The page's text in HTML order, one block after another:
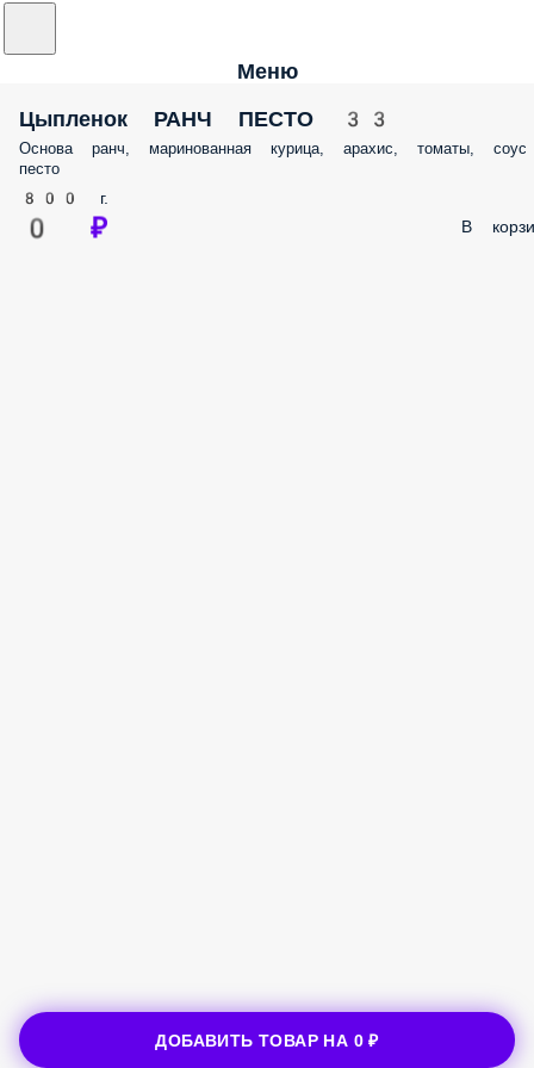
Меню
Цыпленок РАНЧ ПЕСТО 33
Основа ранч, маринованная курица, арахис, томаты, соус
песто
800 г.
0 ₽ В
ДОБАВИТЬ ТОВАР НА 0 ₽